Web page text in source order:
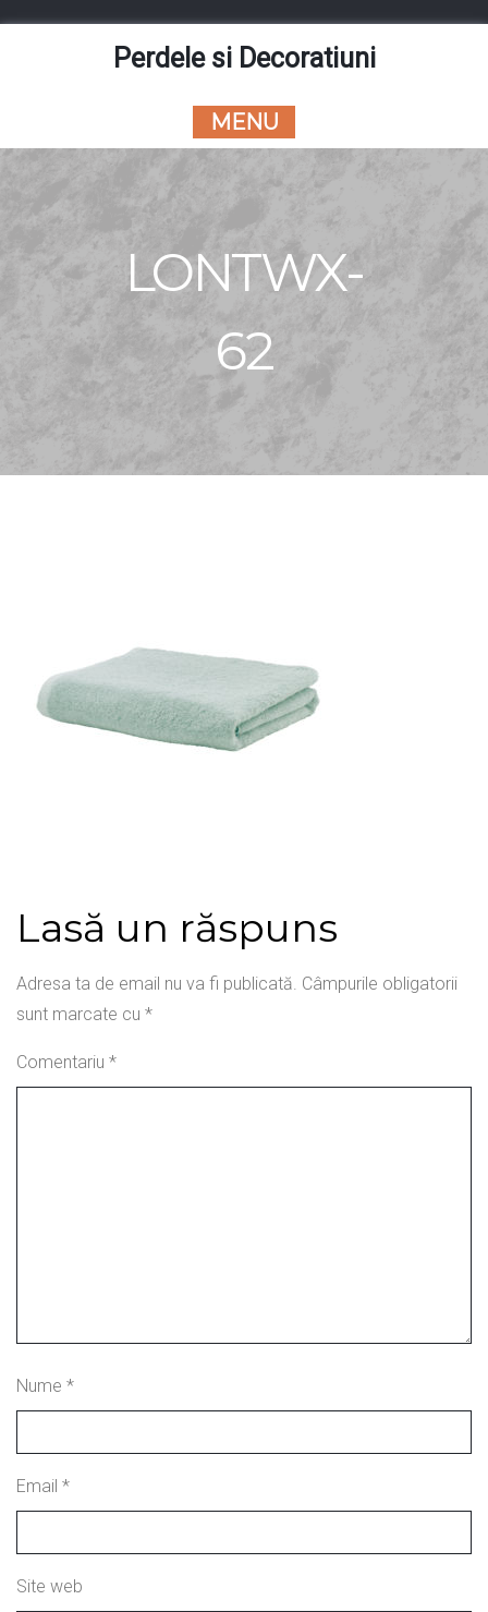
Perdele si Decoratiuni
MENU
LONTWX-
62
Lasă un răspuns
Adresa ta de email nu va fi publicată. Câmpurile obligatorii
sunt marcate cu *
Comentariu *
Nume *
Email *
Site web